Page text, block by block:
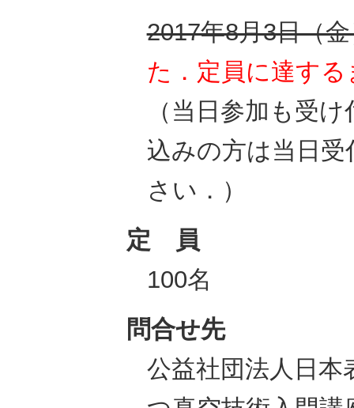
2017年8月3日（
た．定員に達す
（当日参加も受
込みの方は当日
さい．）
定 員
100名
問合せ先
公益社団法人日本